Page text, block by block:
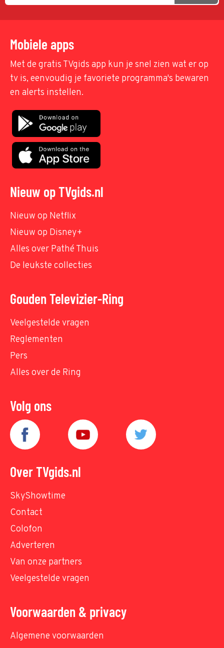
Mobiele apps
Met de gratis TVgids app kun je snel zien wat er op
tv is, eenvoudig je favoriete programma's bewaren
en alerts instellen.
Nieuw op TVgids.nl
Nieuw op Netflix
Nieuw op Disney+
Alles over Pathé Thuis
De leukste collecties
Gouden Televizier-Ring
Veelgestelde vragen
Reglementen
Pers
Alles over de Ring
Volg ons
Over TVgids.nl
SkyShowtime
Contact
Colofon
Adverteren
Van onze partners
Veelgestelde vragen
Voorwaarden & privacy
Algemene voorwaarden